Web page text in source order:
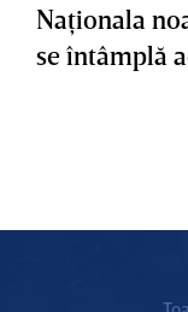
Naţionala
se întâmplă